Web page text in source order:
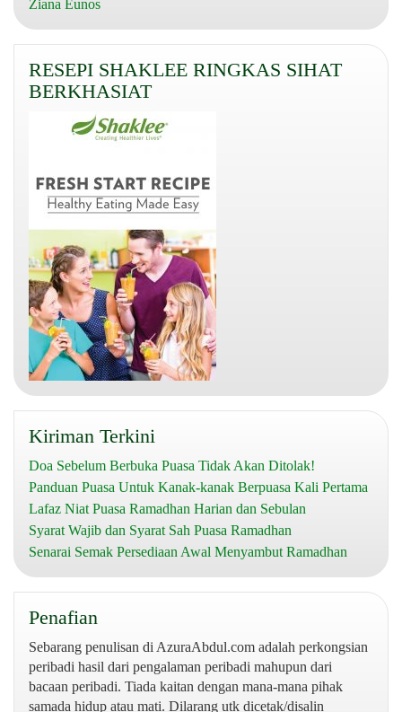
Ziana Eunos
RESEPI SHAKLEE RINGKAS SIHAT
BERKHASIAT
Kiriman Terkini
Doa Sebelum Berbuka Puasa Tidak Akan Ditolak!
Panduan Puasa Untuk Kanak-kanak Berpuasa Kali Pertama
Lafaz Niat Puasa Ramadhan Harian dan Sebulan
Syarat Wajib dan Syarat Sah Puasa Ramadhan
Senarai Semak Persediaan Awal Menyambut Ramadhan
Penafian
Sebarang penulisan di AzuraAbdul.com adalah perkongsian
peribadi hasil dari pengalaman peribadi mahupun dari
bacaan peribadi. Tiada kaitan dengan mana-mana pihak
samada hidup atau mati. Dilarang utk dicetak/disalin